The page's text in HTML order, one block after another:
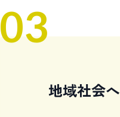
03
地域社会